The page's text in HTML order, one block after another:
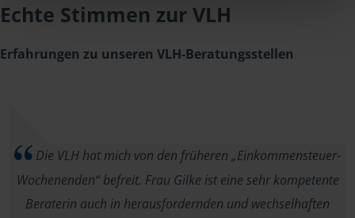
Echte Stimmen zur VLH
Erfahrungen zu unseren VLH-Beratungsstellen
Die VLH hat mich von den früheren „Einkommensteuer-
Wochenenden“ befreit. Frau Gilke ist eine sehr kompetente
Beraterin auch in herausfordernden und wechselhaften